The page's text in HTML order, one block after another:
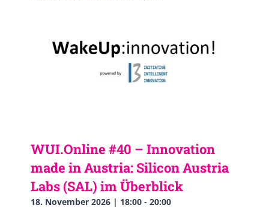
WUI.Online #40 – Innovation
made in Austria: Silicon Austria
Labs (SAL) im Überblick
18. November 2026 | 18:00 - 20:00